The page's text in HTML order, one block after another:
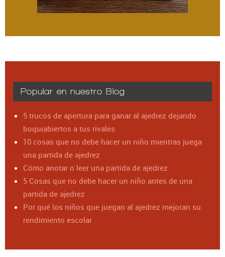
Popular en nuestro Blog
5 trucos de apertura para ganar al ajedrez dejando
boquiabiertos a tus rivales
10 cosas que no debe hacer un niño mientras juega
una partida de ajedrez
Cómo anotar o leer una partida de ajedrez
5 Cosas que no debe hacer un niño antes de una
partida de ajedrez
Por qué los niños que juegan al ajedrez mejoran su
rendimiento escolar